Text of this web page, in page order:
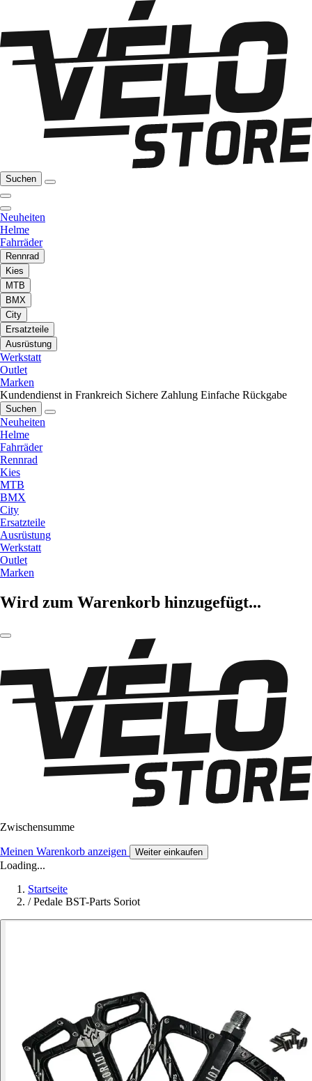
Suchen
Neuheiten
Helme
Fahrräder
Rennrad
Kies
MTB
BMX
City
Ersatzteile
Ausrüstung
Werkstatt
Outlet
Marken
Kundendienst in Frankreich Sichere Zahlung Einfache Rückgabe
Suchen
Neuheiten
Helme
Fahrräder
Rennrad
Kies
MTB
BMX
City
Ersatzteile
Ausrüstung
Werkstatt
Outlet
Marken
Wird zum Warenkorb hinzugefügt...
Zwischensumme
Meinen Warenkorb anzeigen Weiter einkaufen
Loading...
Startseite
/ Pedale BST-Parts Soriot